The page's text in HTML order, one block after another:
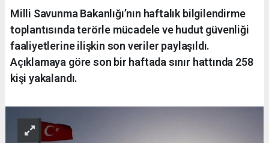
Milli Savunma Bakanlığı’nın haftalık bilgilendirme
toplantısında terörle mücadele ve hudut güvenliği
faaliyetlerine ilişkin son veriler paylaşıldı.
Açıklamaya göre son bir haftada sınır hattında 258
kişi yakalandı.